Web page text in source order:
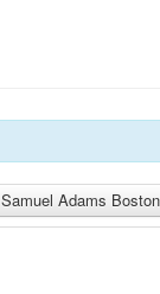
Samuel Adams